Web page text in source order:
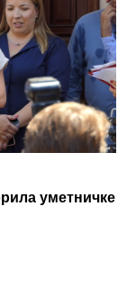
уметничке